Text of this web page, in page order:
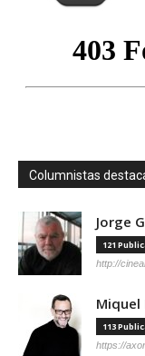
Columnistas
Jorge
121
http://
Miquel
113
https://